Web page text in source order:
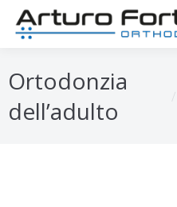
Ortodonzia
dell’adulto